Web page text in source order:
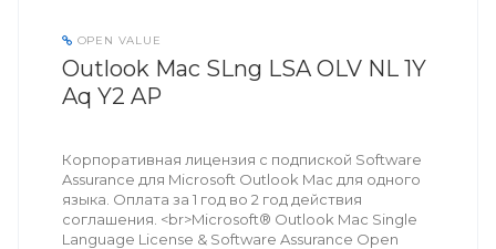
OPEN VALUE
Outlook Mac SLng LSA OLV NL 1Y
Aq Y2 AP
Корпоративная лицензия с подпиской Software
Assurance для Microsoft Outlook Mac для одного
языка. Оплата за 1 год во 2 год действия
соглашения. <br>Microsoft® Outlook Mac Single
Language License & Software Assurance Open